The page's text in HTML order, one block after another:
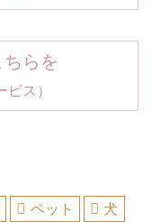
らを
ス）
ペット 犬